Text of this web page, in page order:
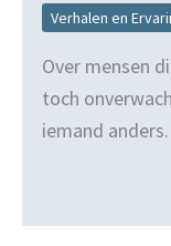
Verhalen en
Over mensen
toch
iemand anders.